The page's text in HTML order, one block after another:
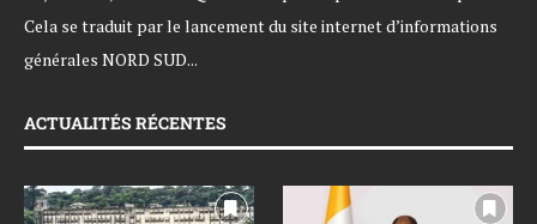
Cela se traduit par le lancement du site internet d’informations
générales NORD SUD...
ACTUALITÉS RÉCENTES